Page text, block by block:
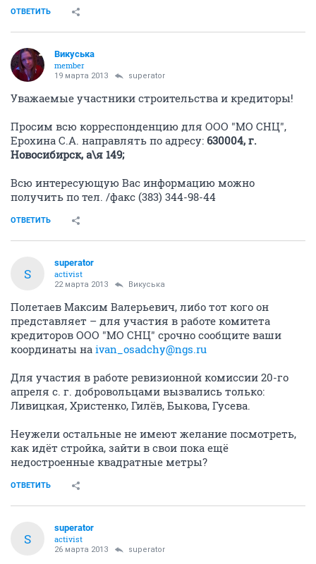
ОТВЕТИТЬ
Викуська
member
19 марта 2013 superator
Уважаемые участники строительства и кредиторы!
Просим всю корреспонденцию для ООО "МО СНЦ",
Ерохина С.А. направлять по адресу: 630004, г.
Новосибирск, а\я 149;
Всю интересующую Вас информацию можно
получить по тел. /факс (383) 344-98-44
ОТВЕТИТЬ
S
superator
activist
22 марта 2013 Викуська
Полетаев Максим Валерьевич, либо тот кого он
представляет – для участия в работе комитета
кредиторов ООО "МО СНЦ" срочно сообщите ваши
координаты на ivan_osadchy@ngs.ru
Для участия в работе ревизионной комиссии 20-го
апреля с. г. добровольцами вызвались только:
Ливицкая, Христенко, Гилёв, Быкова, Гусева.
Неужели остальные не имеют желание посмотреть,
как идёт стройка, зайти в свои пока ещё
недостроенные квадратные метры?
ОТВЕТИТЬ
S
superator
activist
26 марта 2013 superator